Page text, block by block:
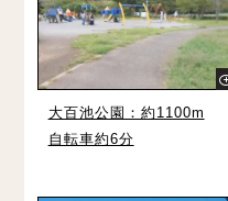
大百池公園：約1100m
自転車約6分